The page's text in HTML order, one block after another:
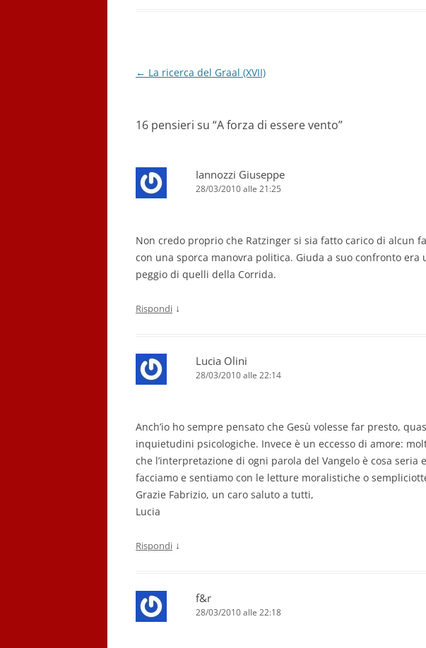
Navigazione
← La ricerca del Graal (XVII)
16 pensieri su “A forza di essere vento”
Iannozzi Giuseppe
28/03/2010 alle 21:25
Non credo proprio che Ratzinger si sia fatto carico di alcun
con una sporca manovra politica. Giuda a suo confronto
peggio di quelli della Corrida.
Rispondi ↓
Lucia Olini
28/03/2010 alle 22:14
Anch’io ho sempre pensato che Gesù volesse far presto,
inquietudini psicologiche. Invece è un eccesso di amore:
che l’interpretazione di ogni parola del Vangelo è cosa
facciamo e sentiamo con le letture moralistiche o
Grazie Fabrizio, un caro saluto a tutti,
Lucia
Rispondi ↓
f&r
28/03/2010 alle 22:18